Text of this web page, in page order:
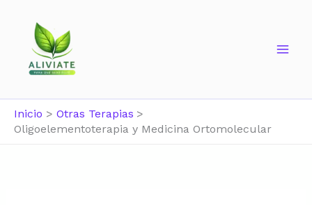
contenido
Inicio
Otras Terapias
Oligoelementoterapia y Medicina Ortomolecular